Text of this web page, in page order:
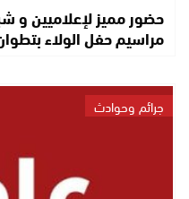
حضور مميز لإعلاميين و
مراسيم حفل الولاء
جرائم وحوادث